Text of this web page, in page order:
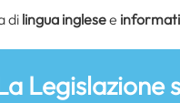
di lingua inglesee
Legislazione